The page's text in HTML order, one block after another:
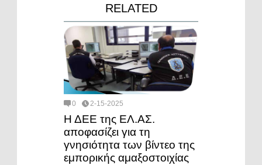
RELATED
0 2-15-2025
Η ΔΕΕ της ΕΛ.ΑΣ.
αποφασίζει για τη
γνησιότητα των βίντεο της
εμπορικής αμαξοστοιχίας